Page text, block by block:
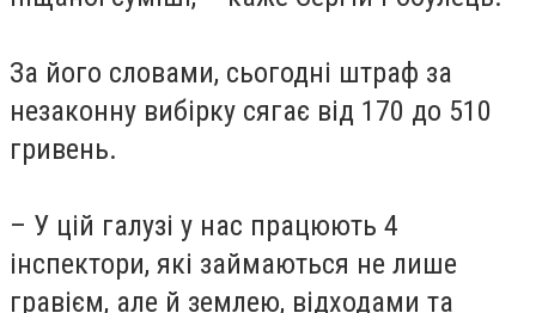
За його словами, сьогодні штраф за
незаконну вибірку сягає від 170 до 510
гривень.
– У цій галузі у нас працюють 4
інспектори, які займаються не лише
гравієм, але й землею, відходами та